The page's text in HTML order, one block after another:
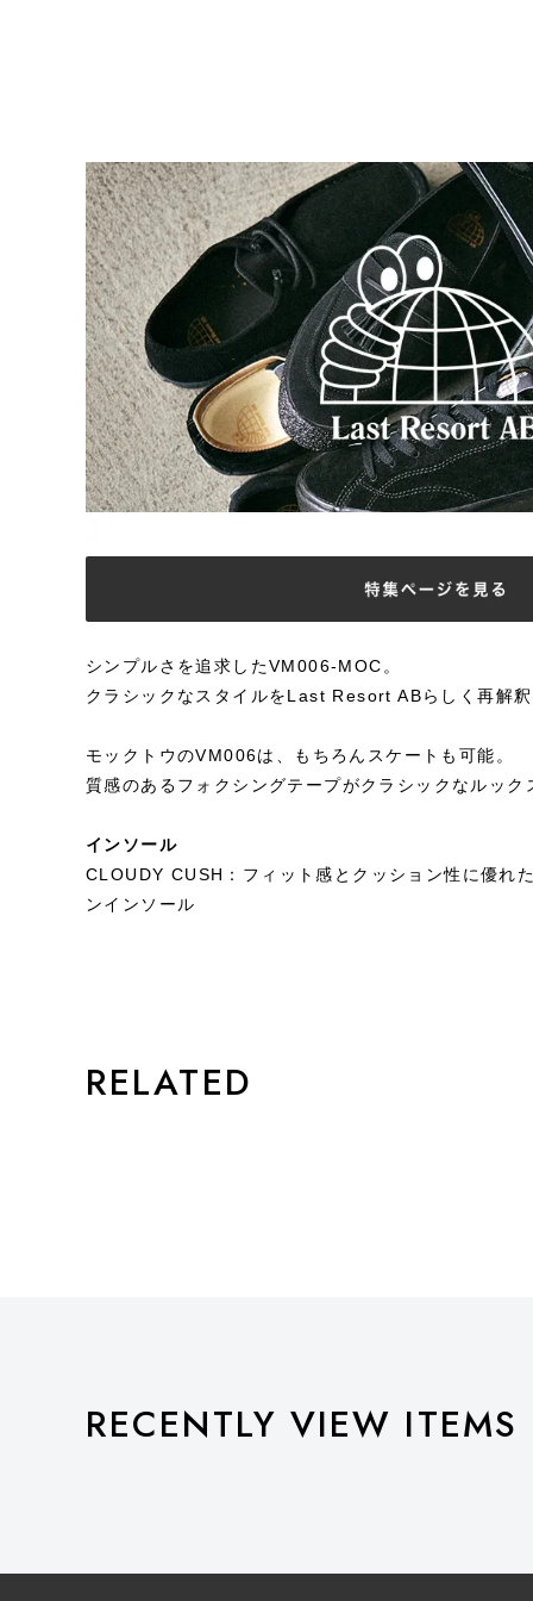
シンプルさを追求したVM006-MOC。
クラシックなスタイルをLast Resort ABらしく再解
モックトウのVM006は、もちろんスケートも可能。
質感のあるフォクシングテープがクラシックなルック
インソール
CLOUDY CUSH：フィット感とクッション性に優れ
ンインソール
RELATED
RECENTLY VIEW ITEMS